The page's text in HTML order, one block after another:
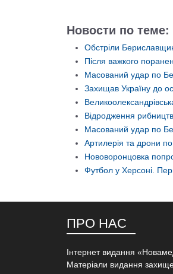
Новости по теме:
Обстріли
Після важкого
Масований удар по
Захищав Україну до
Відродження
Масований удар по
Артилерія та дрони
Нововоронцовка
Футбол у Херсоні.
ПРО НАС
Інтернет видання
Матеріали видання